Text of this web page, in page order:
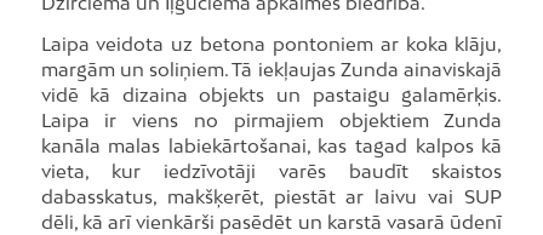
Laipa veidota uz betona pontoniem ar koka klāju,
margām un soliņiem. Tā iekļaujas Zunda ainaviskajā
vidē kā dizaina objekts un pastaigu galamērķis.
Laipa ir viens no pirmajiem objektiem Zunda
kanāla malas labiekārtošanai, kas tagad kalpos kā
vieta, kur iedzīvotāji varēs baudīt skaistos
dabasskatus, makšķerēt, piestāt ar laivu vai SUP
dēli, kā arī vienkārši pasēdēt un karstā vasarā ūdenī